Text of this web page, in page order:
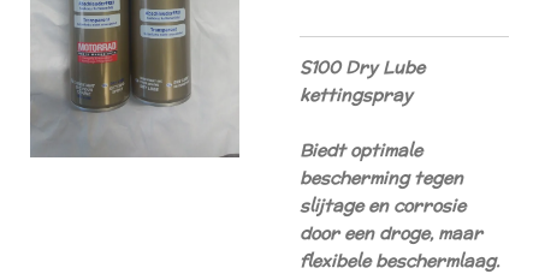
S100 Dry Lube
kettingspray
Biedt optimale
bescherming tegen
slijtage en corrosie
door een droge, maar
flexibele beschermlaag.